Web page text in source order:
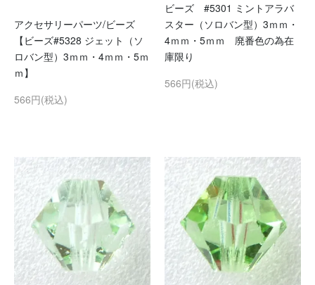
アクセサリーパーツ/ビーズ
【ビーズ#5328 ジェット（ソ
ロバン型）3ｍｍ・4ｍｍ・5ｍ
ｍ】
566円(税込)
ビーズ #5301 ミントアラバ
スター（ソロバン型）3ｍｍ・
4ｍｍ・5ｍｍ 廃番色の為在
庫限り
566円(税込)